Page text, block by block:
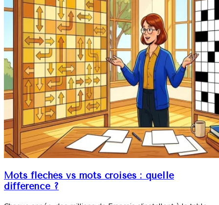
Mots fléchés vs mots croisés : quelle
différence ?